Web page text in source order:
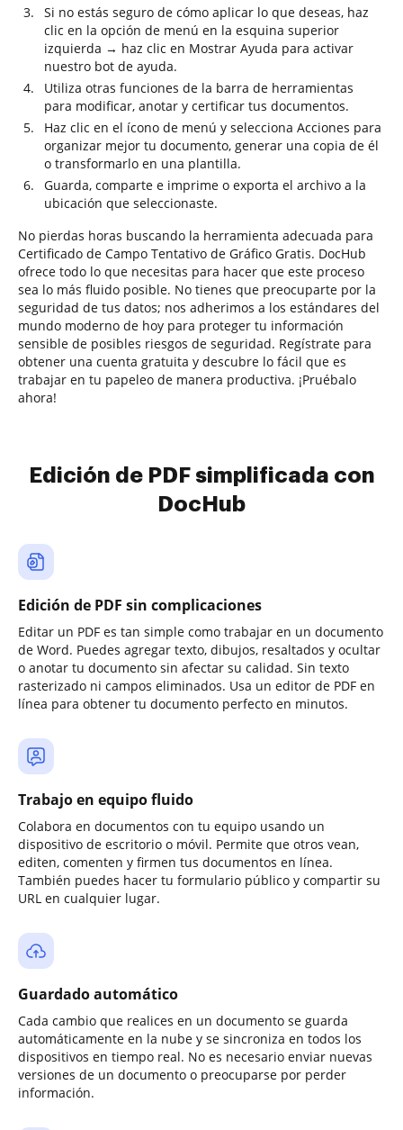
Si no estás seguro de cómo aplicar lo que deseas, haz
clic en la opción de menú en la esquina superior
izquierda → haz clic en Mostrar Ayuda para activar
nuestro bot de ayuda.
Utiliza otras funciones de la barra de herramientas
para modificar, anotar y certificar tus documentos.
Haz clic en el ícono de menú y selecciona Acciones para
organizar mejor tu documento, generar una copia de él
o transformarlo en una plantilla.
Guarda, comparte e imprime o exporta el archivo a la
ubicación que seleccionaste.
No pierdas horas buscando la herramienta adecuada para
Certificado de Campo Tentativo de Gráfico Gratis. DocHub
ofrece todo lo que necesitas para hacer que este proceso
sea lo más fluido posible. No tienes que preocuparte por la
seguridad de tus datos; nos adherimos a los estándares del
mundo moderno de hoy para proteger tu información
sensible de posibles riesgos de seguridad. Regístrate para
obtener una cuenta gratuita y descubre lo fácil que es
trabajar en tu papeleo de manera productiva. ¡Pruébalo
ahora!
Edición de PDF simplificada con
DocHub
Edición de PDF sin complicaciones
Editar un PDF es tan simple como trabajar en un documento
de Word. Puedes agregar texto, dibujos, resaltados y ocultar
o anotar tu documento sin afectar su calidad. Sin texto
rasterizado ni campos eliminados. Usa un editor de PDF en
línea para obtener tu documento perfecto en minutos.
Trabajo en equipo fluido
Colabora en documentos con tu equipo usando un
dispositivo de escritorio o móvil. Permite que otros vean,
editen, comenten y firmen tus documentos en línea.
También puedes hacer tu formulario público y compartir su
URL en cualquier lugar.
Guardado automático
Cada cambio que realices en un documento se guarda
automáticamente en la nube y se sincroniza en todos los
dispositivos en tiempo real. No es necesario enviar nuevas
versiones de un documento o preocuparse por perder
información.